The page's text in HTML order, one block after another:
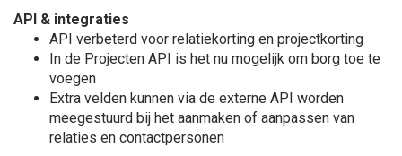
API & integraties
API verbeterd voor relatiekorting en projectkorting
In de Projecten API is het nu mogelijk om borg toe te
voegen
Extra velden kunnen via de externe API worden
meegestuurd bij het aanmaken of aanpassen van
relaties en contactpersonen